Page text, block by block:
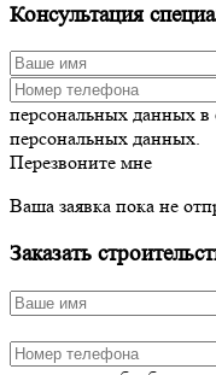
Консультация
персональных данных в
персональных данных.
Перезвоните мне
Ваша заявка пока не
Заказать